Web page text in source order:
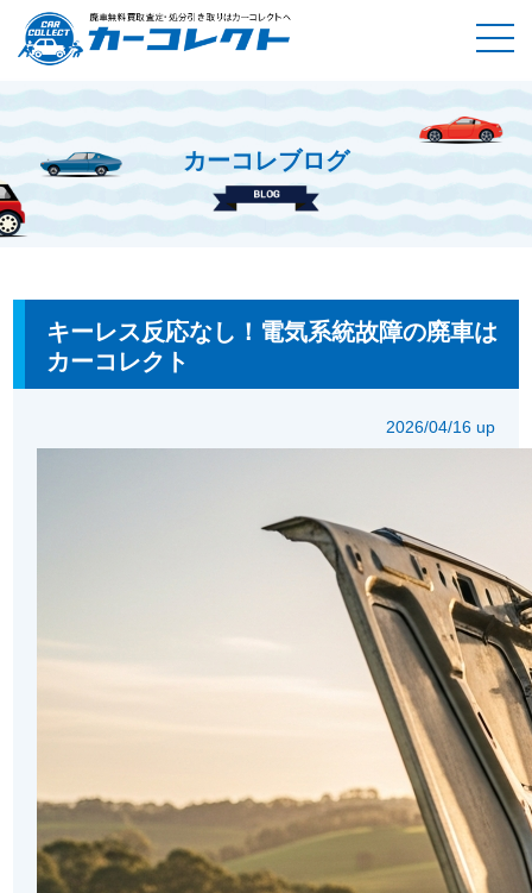
カーコレブログ
ホーム カーコレブログ
キーレス反応なし！電気系統故障の廃
車はカーコレクト
キーレス反応なし！電気系統故障の廃車は
カーコレクト
2026/04/16 up